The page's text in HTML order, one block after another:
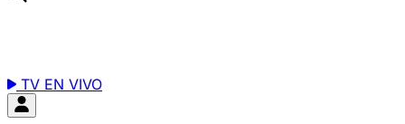
TV EN VIVO